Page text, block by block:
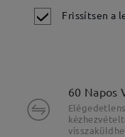
Frissítsen a
60 Napos